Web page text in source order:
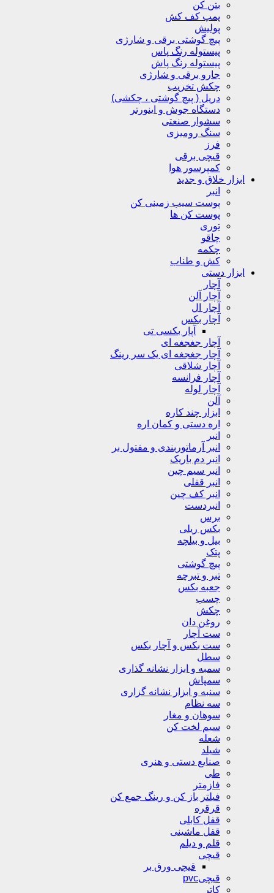
بتن کن
پمپ کف کش
پولیش
پیچ گوشتی برقی و شارژی
پیستوله رنگ پاس
پیستوله رنگ پاش
جارو برقی و شارژی
چکش تخریب
دریل ( پیچ گوشتی ، چکشی)
دستگاه جوش و اینورتر
سشوار صنعتی
سنگ رومیزی
فرز
قیچی برقی
کمپرسور هوا
ابزار خلاق و جدید
انبر
پوست سیب زمینی کن
پوست کن ها
توری
چاقو
چکمه
کش و طناب
ابزار دستی
آچار
آچار آلن
آچار ال
آچار بکس
آپار بکسی تی
آچار جغجغه ای
آچار جغجغه ای یک سر رینگ
آچار شلاقی
آچار فرانسه
آچار لوله
آلن
ابزار چند کاره
اره دستی و کمان اره
انبر
انبر آرماتوربندی و مفتول بر
انبر دم باریک
انبر سیم چین
انبر قفلی
انبر کف چین
انبردست
برس
بکس ریلی
بیل و بیلچه
پتک
پیچ گوشتی
تبر و تبرچه
جعبه بکس
چسب
چکش
روغن دان
ست آچار
ست بکس و آچار بکس
سطل
سمبه و ابزار نشانه گذاری
سمپاش
سنبه و ابزار نشانه گزاری
سه نظام
سوهان و مغار
سیم لخت کن
شعله
شیلد
صنایع دستی و هنری
طی
فازمتر
فیلتر باز کن و رینگ جمع کن
قرقره
قفل کابلی
قفل ماشینی
قلم و دیلم
قیچی
قیچی ورق بر
قیچیpvc
کاتر